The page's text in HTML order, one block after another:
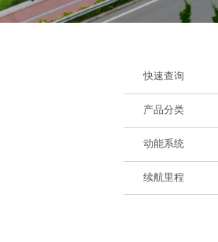
快速查询
产品分类
动能系统
续航里程